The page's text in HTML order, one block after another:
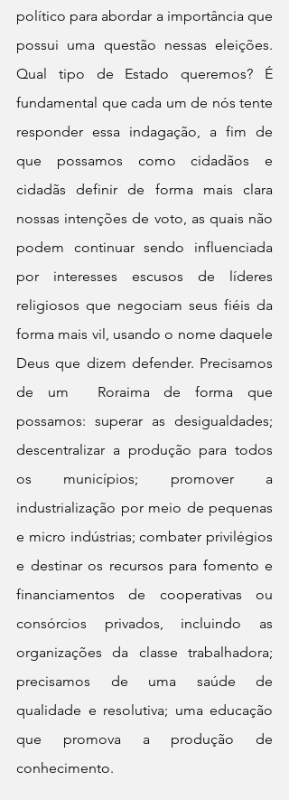
político para abordar a importância que
possui uma questão nessas eleições.
Qual tipo de Estado queremos? É
fundamental que cada um de nós tente
responder essa indagação, a fim de
que possamos como cidadãos e
cidadãs definir de forma mais clara
nossas intenções de voto, as quais não
podem continuar sendo influenciada
por interesses escusos de líderes
religiosos que negociam seus fiéis da
forma mais vil, usando o nome daquele
Deus que dizem defender. Precisamos
de um  Roraima de forma que
possamos: superar as desigualdades;
descentralizar a produção para todos
os municípios; promover a
industrialização por meio de pequenas
e micro indústrias; combater privilégios
e destinar os recursos para fomento e
financiamentos de cooperativas ou
consórcios privados, incluindo as
organizações da classe trabalhadora;
precisamos de uma saúde de
qualidade e resolutiva; uma educação
que promova a produção de
conhecimento.